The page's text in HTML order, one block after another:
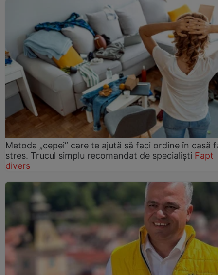
Metoda „cepei” care te ajută să faci ordine în casă
stres. Trucul simplu recomandat de specialiști Fapt
divers